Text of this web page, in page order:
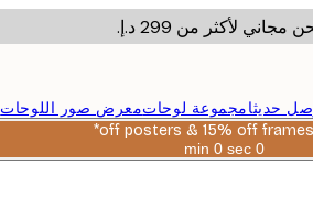
مجاني لأكثر من ‏299 د.إ.‏
حديثامجموعة لوحاتمعرض صور اللوحات
0 min
0 secصالحة